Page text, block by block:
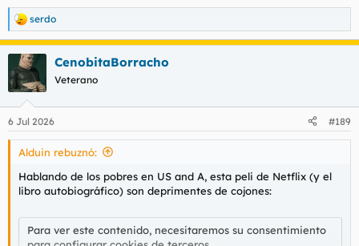
R
e
c
i
e
s
serdo
CenobitaBorracho
Veterano
6 Jul 2026 #189
Alduin rebuznó:
Hablando de los pobres en US and A, esta peli de Netflix (y el
libro autobiográfico) son deprimentes de cojones:
Para ver este contenido, necesitaremos su consentimiento